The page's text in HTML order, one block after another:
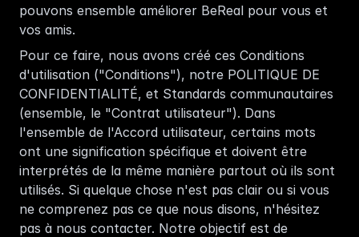
pouvons ensemble améliorer BeReal pour vous et
vos amis.
Pour ce faire, nous avons créé ces Conditions
d'utilisation ("Conditions"), notre POLITIQUE DE
CONFIDENTIALITÉ, et Standards communautaires
(ensemble, le "Contrat utilisateur"). Dans
l'ensemble de l'Accord utilisateur, certains mots
ont une signification spécifique et doivent être
interprétés de la même manière partout où ils sont
utilisés. Si quelque chose n'est pas clair ou si vous
ne comprenez pas ce que nous disons, n'hésitez
pas à nous contacter. Notre objectif est de